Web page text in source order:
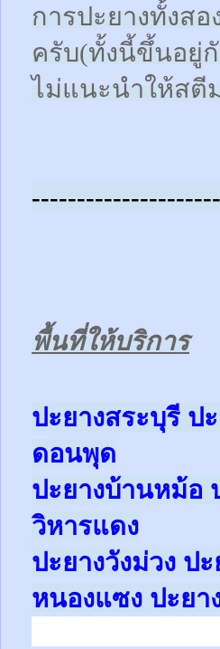
การปะยางทั้งส
ครับ(ทั้งนี้ขึ้นอยู่
ไม่แนะนำให้สตี
พื้นที่ให้บริการ
ปะยางสระบุรี ป
ดอนพุด
ปะยางบ้านหม้อ
วิหารแดง
ปะยางวังม่วง ปะ
หนองแซง ปะยา